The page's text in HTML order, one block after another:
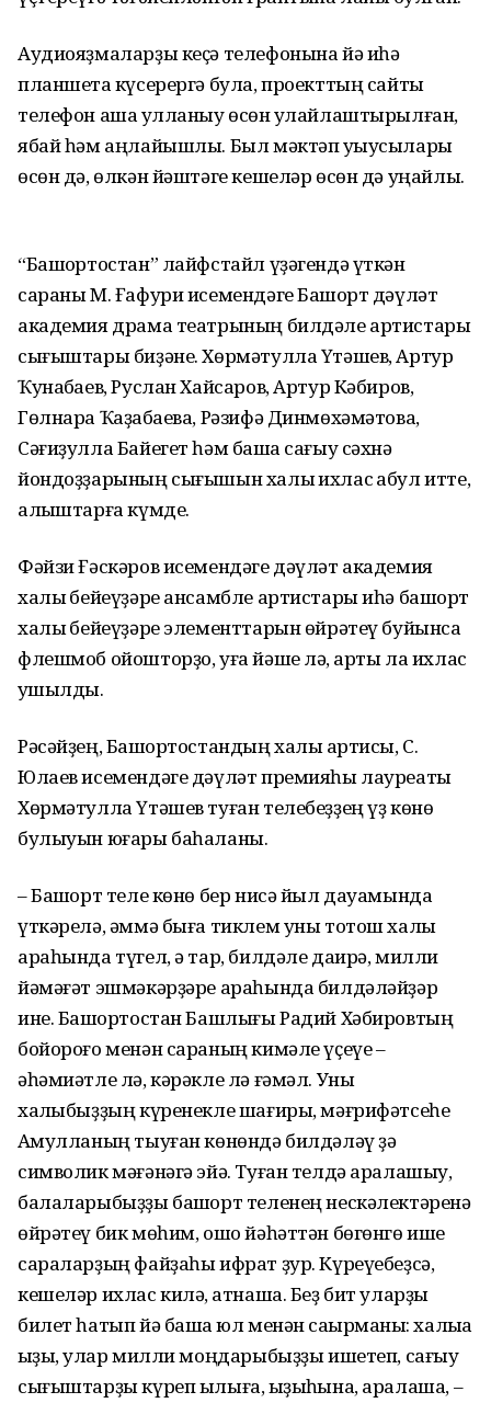
Аудиояҙмаларҙы кеҫә телефонына йә иһә
планшетҡа күсерергә була, проекттың сайты
телефон аша ҡулланыу өсөн ҡулайлаш­тырылған,
ябай һәм аңлайышлы. Был мәктәп уҡыусылары
өсөн дә, өлкән йәштәге кешеләр өсөн дә уңайлы.
“Башҡортостан” лайфстайл үҙәгендә үткән
сараны М. Ғафури исемендәге Башҡорт дәүләт
академия драма театрының билдәле артистары
сығыштары биҙәне. Хөрмәтулла Үтәшев, Артур
Ҡунаҡбаев, Руслан Хайсаров, Артур Кәбиров,
Гөлнара Ҡаҙаҡбаева, Рәзифә Динмөхәмәтова,
Сәғиҙулла Байегет һәм башҡа сағыу сәхнә
йондоҙҙарының сығышын халыҡ ихлас ҡабул итте,
алҡыштарға күмде.
Фәйзи Ғәскәров исемендәге дәүләт академия
халыҡ бейеүҙәре ансамбле артистары иһә башҡорт
халыҡ бейеүҙәре элементтарын өйрәтеү буйынса
флешмоб ойошторҙо, уға йәше лә, ҡарты ла ихлас
ҡушылды.
Рәсәйҙең, Башҡортостандың халыҡ артисы, С.
Юлаев исемендәге дәүләт премияһы лауреаты
Хөрмәтулла Үтәшев туған телебеҙҙең үҙ көнө
булыуын юғары баһаланы.
– Башҡорт теле көнө бер нисә йыл дауамында
үткәрелә, әммә быға тиклем уны тотош халыҡ
араһында түгел, ә тар, билдәле даирә, милли
йәмәғәт эшмәкәрҙәре араһында билдәләйҙәр
ине. Башҡортостан Башлығы Радий Хәбировтың
бойороғо менән сараның кимәле үҫеүе –
әһәмиәтле лә, кәрәкле лә ғәмәл. Уны
халҡыбыҙҙың күренекле шағиры, мәғрифәтсеһе
Аҡмулланың тыуған көнөндә билдәләү ҙә
символик мәғәнәгә эйә. Туған телдә аралашыу,
балаларыбыҙҙы башҡорт теленең нескәлектәренә
өйрәтеү бик мөһим, ошо йәһәттән бөгөнгө ише
сараларҙың файҙаһы ифрат ҙур. Күреүебеҙсә,
кешеләр ихлас килә, ҡатнаша. Беҙ бит уларҙы
билет һатып йә башҡа юл менән саҡырманыҡ: халыҡҡа
ҡыҙыҡ, улар милли моңдарыбыҙҙы ишетеп, сағыу
сығыштарҙы күреп ылыға, ҡыҙыҡһына, аралаша, –